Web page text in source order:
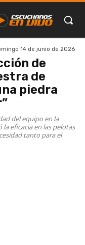
14 de junio de 2026
de
de
piedra
del equipo en la
la eficacia en las pelotas
tanto para el